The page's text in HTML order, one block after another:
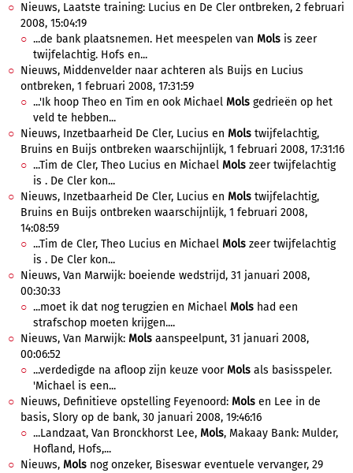
Nieuws, Laatste training: Lucius en De Cler ontbreken, 2 februari
2008, 15:04:19
...de bank plaatsnemen. Het meespelen van Mols is zeer
twijfelachtig. Hofs en...
Nieuws, Middenvelder naar achteren als Buijs en Lucius
ontbreken, 1 februari 2008, 17:31:59
...'Ik hoop Theo en Tim en ook Michael Mols gedrieën op het
veld te hebben...
Nieuws, Inzetbaarheid De Cler, Lucius en Mols twijfelachtig,
Bruins en Buijs ontbreken waarschijnlijk, 1 februari 2008, 17:31:16
...Tim de Cler, Theo Lucius en Michael Mols zeer twijfelachtig
is . De Cler kon...
Nieuws, Inzetbaarheid De Cler, Lucius en Mols twijfelachtig,
Bruins en Buijs ontbreken waarschijnlijk, 1 februari 2008,
14:08:59
...Tim de Cler, Theo Lucius en Michael Mols zeer twijfelachtig
is . De Cler kon...
Nieuws, Van Marwijk: boeiende wedstrijd, 31 januari 2008,
00:30:33
...moet ik dat nog terugzien en Michael Mols had een
strafschop moeten krijgen....
Nieuws, Van Marwijk: Mols aanspeelpunt, 31 januari 2008,
00:06:52
...verdedigde na afloop zijn keuze voorMols als basisspeler.
'Michael is een...
Nieuws, Definitieve opstelling Feyenoord: Mols en Lee in de
basis, Slory op de bank, 30 januari 2008, 19:46:16
...Landzaat, Van Bronckhorst Lee, Mols, Makaay Bank: Mulder,
Hofland, Hofs,...
Nieuws, Mols nog onzeker, Biseswar eventuele vervanger, 29